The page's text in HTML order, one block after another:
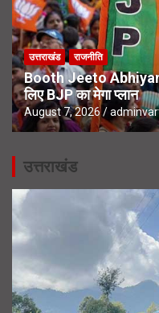
उत्तराखंड राजनीति
Booth Jeeto
लिए BJP का मेगा प्लान
August 7, 2026
उत्तराखंड